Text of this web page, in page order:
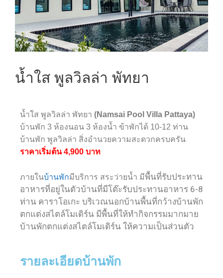
น้ำใส พูลวิลล่า พัทยา
น้ำใส พูลวิลล่า พัทยา (Namsai Pool Villa Pattaya)
บ้านพัก 3 ห้องนอน 3 ห้องน้ำ ข้าพักได้ 10-12 ท่าน
บ้านพัก พูลวิลล่า สิ่งอำนวยความสะดวกครบครัน
ราคาเริ่มต้น4,900 บาท
ภายในบ้านพักมีบริการ สระว่ายน้ำ มีพื้นที่รับประทาน
อาหารที่อยู่ในตัวบ้านที่มีโต๊ะรับประทานอาหาร 6-8
ท่าน คาราโอเกะ บริเวณนอกบ้านพื้นที่กว้างบ้านพัก
ตกแต่งสไตล์โมเดิร์น มีพื้นที่ให้ทำกิจกรรมมากมาย
บ้านพักตกแต่งสไตล์โมเดิร์น ให้ความเป็นส่วนตัว
รายละเอียดบ้านพัก